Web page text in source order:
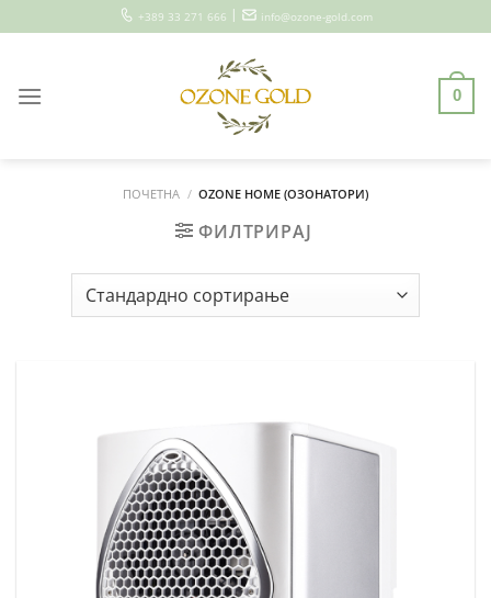
to
+389 33 271 666 | info@ozone-gold.com
0
ПОЧЕТНА / OZONE HOME (ОЗОНАТОРИ)
ФИЛТРИРАЈ